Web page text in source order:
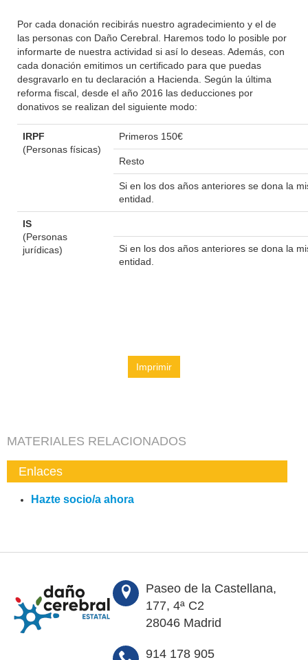
Por cada donación recibirás nuestro agradecimiento y el de
las personas con Daño Cerebral. Haremos todo lo posible por
informarte de nuestra actividad si así lo deseas. Además, con
cada donación emitimos un certificado para que puedas
desgravarlo en tu declaración a Hacienda. Según la última
reforma fiscal, desde el año 2016 las deducciones por
donativos se realizan del siguiente modo:
IRPF
(Personas físicas)
Primeros 150€
Resto
Si en los dos años anteriores se dona la
entidad.
IS
(Personas
jurídicas)
Si en los dos años anteriores se dona la
entidad.
Imprimir
MATERIALES RELACIONADOS
Enlaces
Hazte socio/a ahora
Paseo de la Castellana,
177, 4ª C2
28046 Madrid
914 178 905